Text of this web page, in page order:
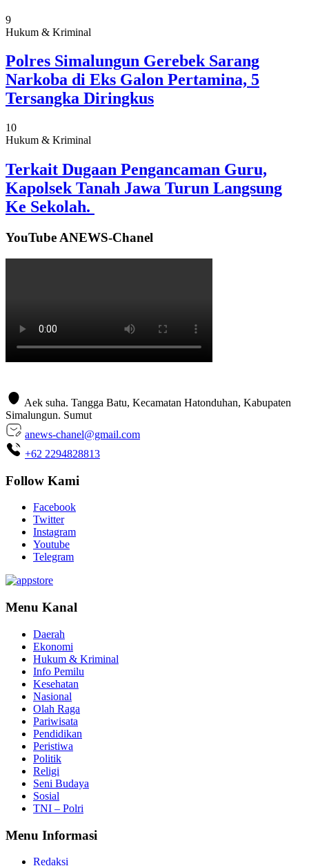
9
Hukum & Kriminal
Polres Simalungun Gerebek Sarang
Narkoba di Eks Galon Pertamina, 5
Tersangka Diringkus
10
Hukum & Kriminal
Terkait Dugaan Pengancaman Guru,
Kapolsek Tanah Jawa Turun Langsung
Ke Sekolah.
YouTube ANEWS-Chanel
Aek suha. Tangga Batu, Kecamatan Hatonduhan, Kabupaten
Simalungun. Sumut
anews-chanel@gmail.com
+62 2294828813
Follow Kami
Facebook
Twitter
Instagram
Youtube
Telegram
Menu Kanal
Daerah
Ekonomi
Hukum & Kriminal
Info Pemilu
Kesehatan
Nasional
Olah Raga
Pariwisata
Pendidikan
Peristiwa
Politik
Religi
Seni Budaya
Sosial
TNI – Polri
Menu Informasi
Redaksi